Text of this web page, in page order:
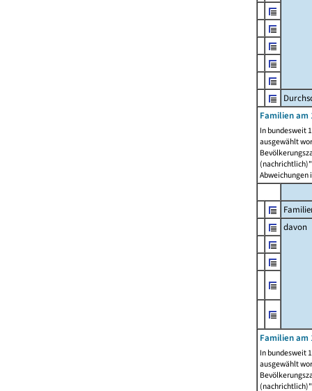
Familien am
In bundesweit
ausgewählt
Abweichungen
davon
Familien am
In bundesweit
ausgewählt